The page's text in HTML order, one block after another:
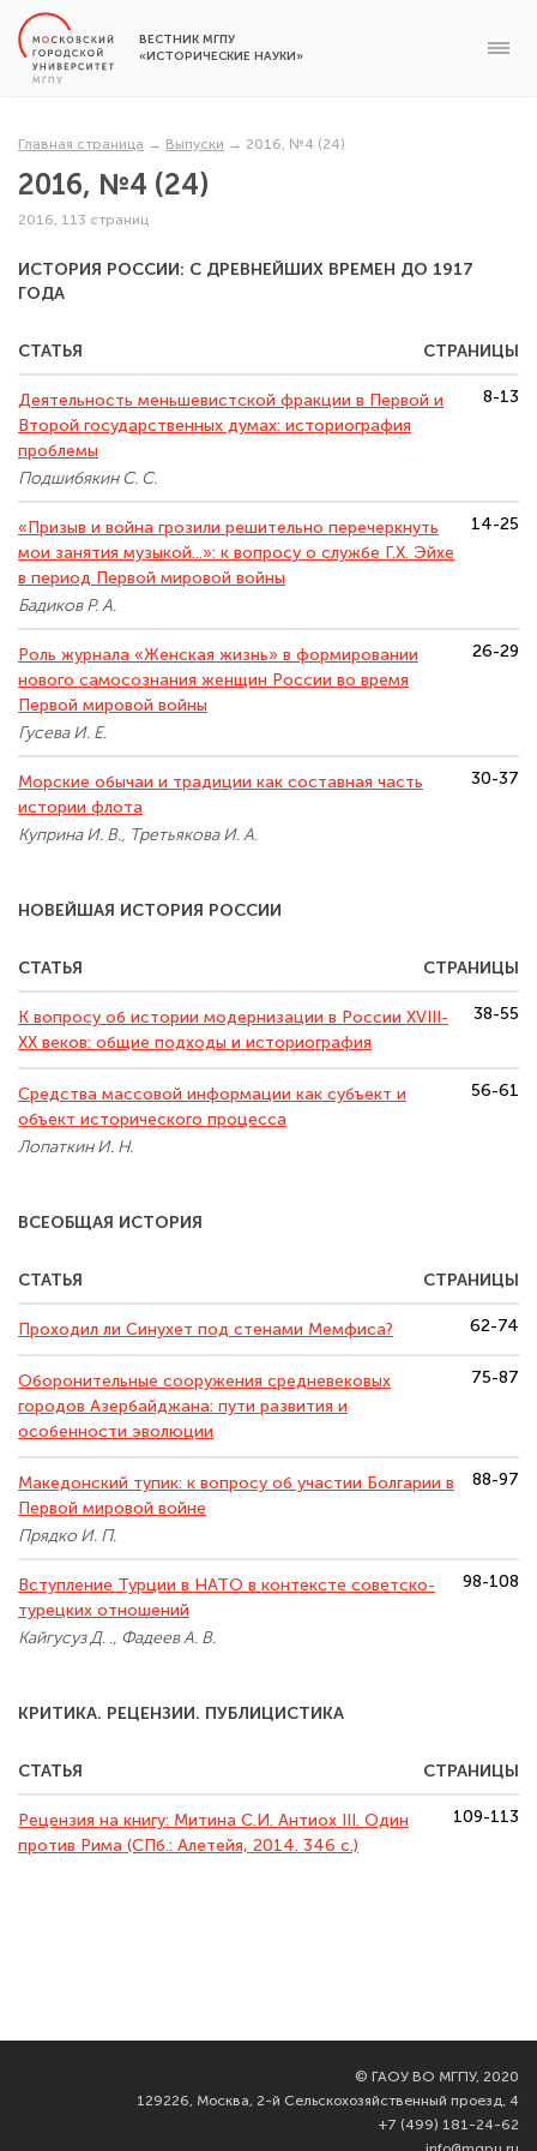
ВЕСТНИК МГПУ
«ИСТОРИЧЕСКИЕ НАУКИ»
Главная страница → Выпуски → 2016, №4 (24)
2016, №4 (24)
2016, 113 страниц
ИСТОРИЯ РОССИИ: С ДРЕВНЕЙШИХ ВРЕМЕН ДО 1917
ГОДА
СТАТЬЯ СТРАНИЦЫ
Деятельность меньшевистской фракции в Первой и
Второй государственных думах: историография
проблемы
Подшибякин С. С.
8-13
«Призыв и война грозили решительно перечеркнуть
мои занятия музыкой...»: к вопросу о службе Г.Х. Эйхе
в период Первой мировой войны
Бадиков Р. А.
14-25
Роль журнала «Женская жизнь» в формировании
нового самосознания женщин России во время
Первой мировой войны
Гусева И. Е.
26-29
Морские обычаи и традиции как составная часть
истории флота
Куприна И. В., Третьякова И. А.
30-37
НОВЕЙШАЯ ИСТОРИЯ РОССИИ
СТАТЬЯ СТРАНИЦЫ
К вопросу об истории модернизации в России XVIII-
XX веков: общие подходы и историография
38-55
Средства массовой информации как субъект и
объект исторического процесса
Лопаткин И. Н.
56-61
ВСЕОБЩАЯ ИСТОРИЯ
СТАТЬЯ СТРАНИЦЫ
Проходил ли Синухет под стенами Мемфиса? 62-74
Оборонительные сооружения средневековых
городов Азербайджана: пути развития и
особенности эволюции
75-87
Македонский тупик: к вопросу об участии Болгарии в
Первой мировой войне
Прядко И. П.
88-97
Вступление Турции в НАТО в контексте советско-
турецких отношений
Кайгусуз Д. ., Фадеев А. В.
98-108
КРИТИКА. РЕЦЕНЗИИ. ПУБЛИЦИСТИКА
СТАТЬЯ СТРАНИЦЫ
Рецензия на книгу: Митина С.И. Антиох III. Один
против Рима (СПб.: Алетейя, 2014. 346 с.)
109-113
© ГАОУ ВО МГПУ, 2020
129226, Москва, 2-й Сельскохозяйственный проезд, 4
+7 (499) 181-24-62